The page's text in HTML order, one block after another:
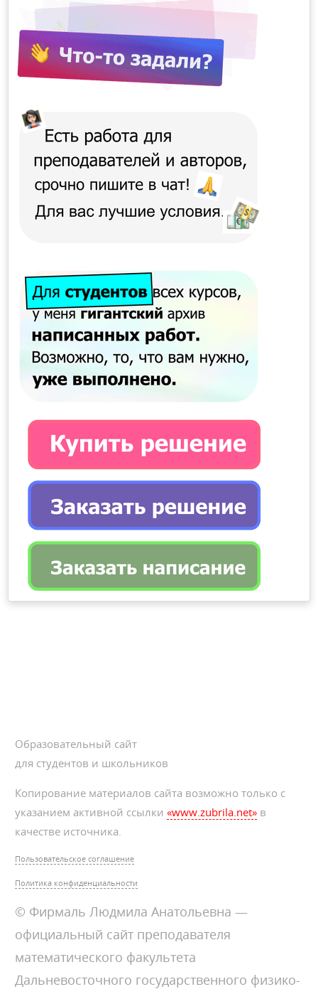
Образовательный сайт
для студентов и школьников
Копирование материалов сайта возможно только с
указанием активной ссылки«www.zubrila.net» в
качестве источника.
Пользовательское соглашение
Политика конфиденциальности
© Фирмаль Людмила Анатольевна —
официальный сайт преподавателя
математического факультета
Дальневосточного государственного физико-